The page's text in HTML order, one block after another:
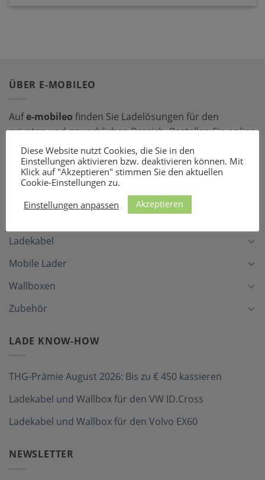
ÜBER E-MOBILEO
Aufe-mobileo finden Sie Ladelösungen für den
privaten und gewerblichen Bereich. Bestellen Sie online
bei einem unserer zahlreichen Partner – mit dem
passenden Ladeequipment sind Sie für jede Situation
gerüstet!
LADEZUBEHÖR
Ladekabel
Mobile Lader
Wallboxen
Zubehör
LADE KNOW-HOW
THG-Prämie August 2026: Bis zu € 450 kassieren
Ladekabel und Wallbox für den VW ID.Cross
Ladekabel und Wallbox für den Volvo EX60
NEWSLETTER
Diese Website nutzt Cookies, die Sie in den
Einstellungen aktivieren bzw. deaktivieren können. Mit
Klick auf "Akzeptieren" stimmen Sie den aktuellen
Cookie-Einstellungen zu.
Einstellungen anpassen
Akzeptieren